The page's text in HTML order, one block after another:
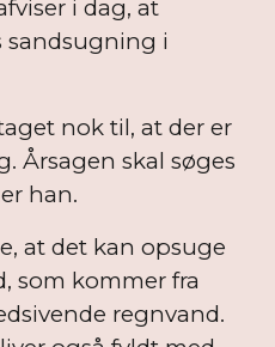
i dag, at
i
nok til, at der er
Årsagen skal søges
han.
at det kan opsuge
som kommer fra
regnvand.